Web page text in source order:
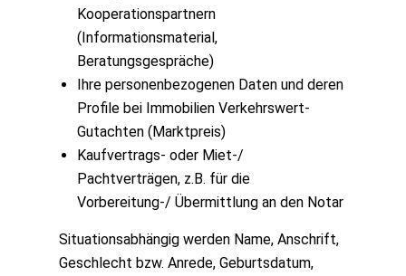
Kooperationspartnern
(Informationsmaterial,
Beratungsgespräche)
Ihre personenbezogenen Daten und deren
Profile bei Immobilien Verkehrswert-
Gutachten (Marktpreis)
Kaufvertrags- oder Miet-/
Pachtverträgen, z.B. für die
Vorbereitung-/ Übermittlung an den Notar
Situationsabhängig werden Name, Anschrift,
Geschlecht bzw. Anrede, Geburtsdatum,